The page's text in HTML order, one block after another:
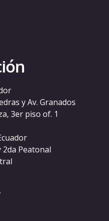
y Av. Granados
3er piso of. 1
2da Peatonal